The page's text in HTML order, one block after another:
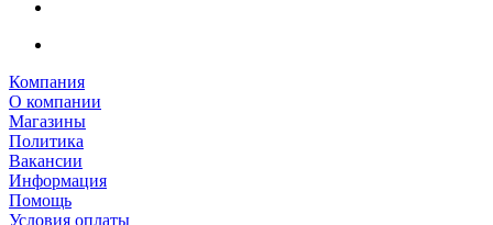
Компания
О компании
Магазины
Политика
Вакансии
Информация
Помощь
Условия оплаты